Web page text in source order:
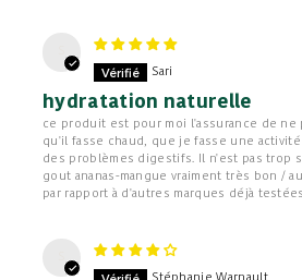
Sari
hydratation naturelle
ce produit est pour moi l'assurance de ne
qu'il fasse chaud, que je fasse une
des problèmes digestifs. Il n'est pas trop
gout ananas-mangue vraiment très bon /
par rapport à d'autres marques déjà